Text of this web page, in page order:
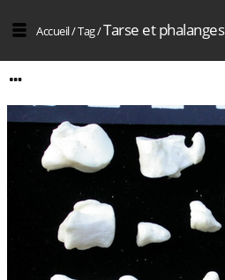
Accueil/Tag/Tarse et phalanges